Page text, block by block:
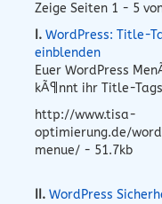
Zeige Seiten 1 - 5
I. WordPress: Title-
einblenden
Euer WordPress
kÃ¶nnt ihr Title-
http://www.tisa-
optimierung.de/
menue/ - 51.7kb
II. WordPress